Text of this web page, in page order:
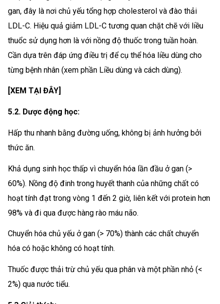
gan, đây là nơi chủ yếu tổng hợp cholesterol và đào thải
LDL-C. Hiệu quả giảm LDL-C tương quan chặt chẽ với liều
thuổc sử dụng hơn là với nồng độ thuốc trong tuần hoàn.
Cần dựa trên đáp ứng điều trị để cụ thể hóa liều dùng cho
từng bệnh nhân (xem phần Liều dùng và cách dùng).
[XEM TẠI ĐÂY]
5.2. Dược động học:
Hấp thu nhanh bằng đường uống, không bị ảnh hưởng bởi
thức ăn.
Khả dụng sinh học thấp vì chuyển hóa lần đầu ở gan (>
60%). Nồng độ đinh trong huyết thanh của những chất có
hoạt tính đạt trong vòng 1 đến 2 giờ, liên kết với protein hơn
98% và đi qua được hàng rào máu não.
Chuyển hóa chủ yếu ở gan (> 70%) thành các chất chuyển
hóa có hoặc không có hoạt tính.
Thuốc được thải trừ chủ yếu qua phân và một phần nhỏ (<
2%) qua nước tiểu.